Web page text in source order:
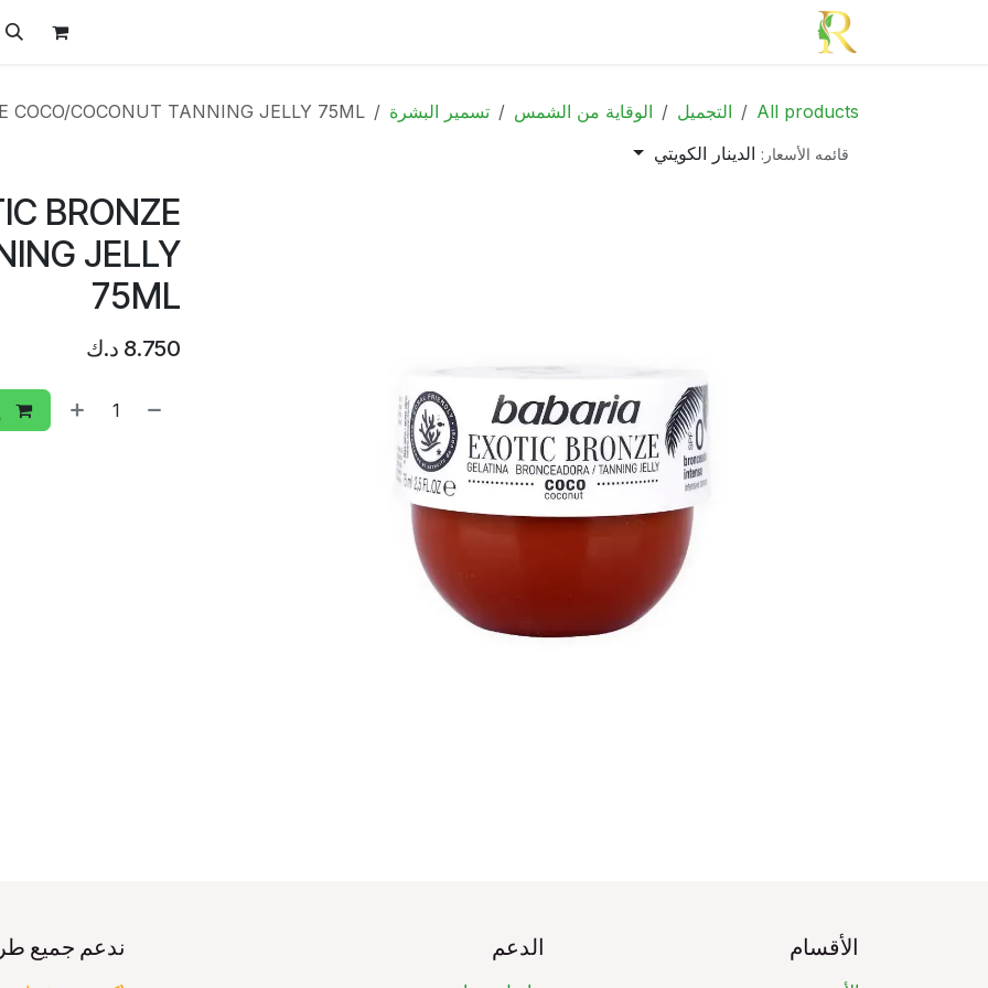
تخطي للذهاب إلى المحتوى
All products التجميل الوقاية من الشمس تسمير البشرة COCO/COCONUT TANNING JELLY 75ML
قائمه الأسعار: الدينار الكويتي
BRONZE
JELLY
75ML
8.750 د.ك
الأقسام الدعم ندعم جميع